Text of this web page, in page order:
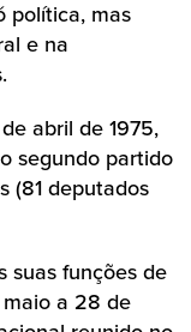
política, mas
e na
abril de 1975,
segundo partido
(81 deputados
suas funções de
a 28 de